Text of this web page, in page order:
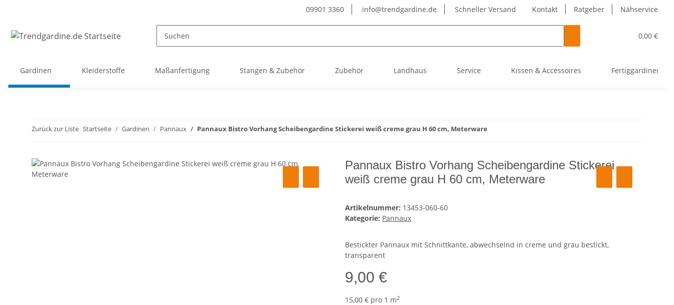
Kontakt Ratgeber Nähservice
09901 3360 info@trendgardine.de Schneller Versand
0,00 €
Gardinen Kleiderstoffe Maßanfertigung Stangen & Zubehör Zubehör Landhaus Service Kissen & Accessoires Fertiggardinen
Zurück zur Liste Startseite Gardinen Pannaux Pannaux Bistro Vorhang Scheibengardine Stickerei weiß creme grau H 60 cm, Meterware
Pannaux Bistro Vorhang Scheibengardine Stickerei
weiß creme grau H 60 cm, Meterware
Artikelnummer: 13453-060-60
Kategorie: Pannaux
Bestickter Pannaux mit Schnittkante, abwechselnd in creme und grau bestickt,
transparent
9,00 €
15,00 € pro 1 m2